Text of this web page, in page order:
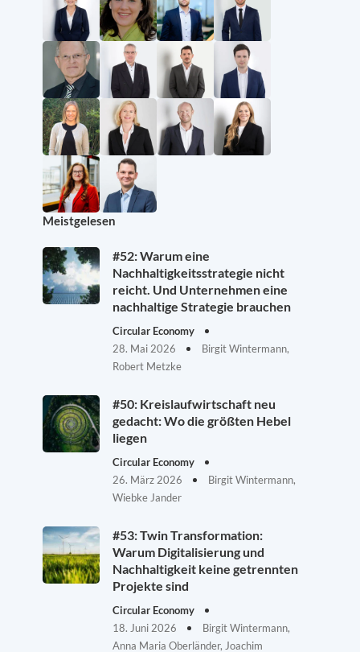
Meistgelesen
#52: Warum eine
Nachhaltigkeitsstrategie nicht
reicht. Und Unternehmen eine
nachhaltige Strategie brauchen
Circular Economy
28. Mai 2026
Birgit Wintermann,
Robert Metzke
#50: Kreislaufwirtschaft neu
gedacht: Wo die größten Hebel
liegen
Circular Economy
26. März 2026
Birgit Wintermann,
Wiebke Jander
#53: Twin Transformation:
Warum Digitalisierung und
Nachhaltigkeit keine getrennten
Projekte sind
Circular Economy
18. Juni 2026
Birgit Wintermann,
Anna Maria Oberländer, Joachim